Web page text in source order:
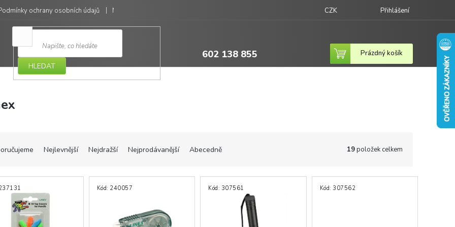
ochrany osobních údajů Moje objednávka CZK Přihlášení
HLEDAT
602 138 855
Nákupní
košík
Prázdný košík
Nejlevnější Nejdražší Nejprodávanější Abecedně 19položek celkem
Kód: 240057 Kód: 307561 Kód: 307562